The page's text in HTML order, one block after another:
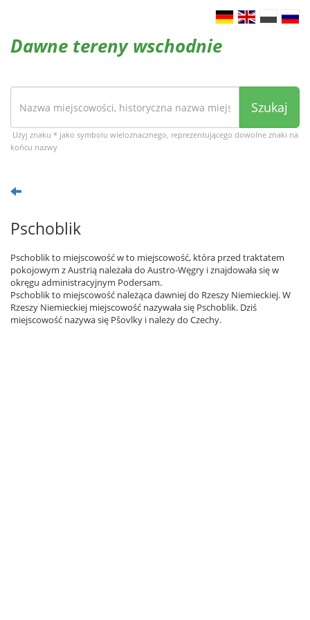
Dawne tereny wschodnie
Szukaj
Użyj znaku * jako symbolu wieloznacznego, reprezentującego dowolne znaki na
końcu nazwy
Pschoblik
Pschoblik to miejscowość w to miejscowość, która przed traktatem
pokojowym z Austrią należała do Austro-Węgry i znajdowała się w
okręgu administracyjnym Podersam.
Pschoblik to miejscowość należąca dawniej do Rzeszy Niemieckiej. W
Rzeszy Niemieckiej miejscowość nazywała się Pschoblik. Dziś
miejscowość nazywa się Pšovlky i należy do Czechy.